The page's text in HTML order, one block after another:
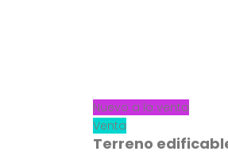
Nuevo a la venta
Venta
Terreno